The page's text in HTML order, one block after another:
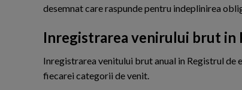
desemnat care raspunde pentru indeplinirea
Inregistrarea venirului brut in
Inregistrarea venitului brut anual in Registrul de
fiecarei categorii de venit.